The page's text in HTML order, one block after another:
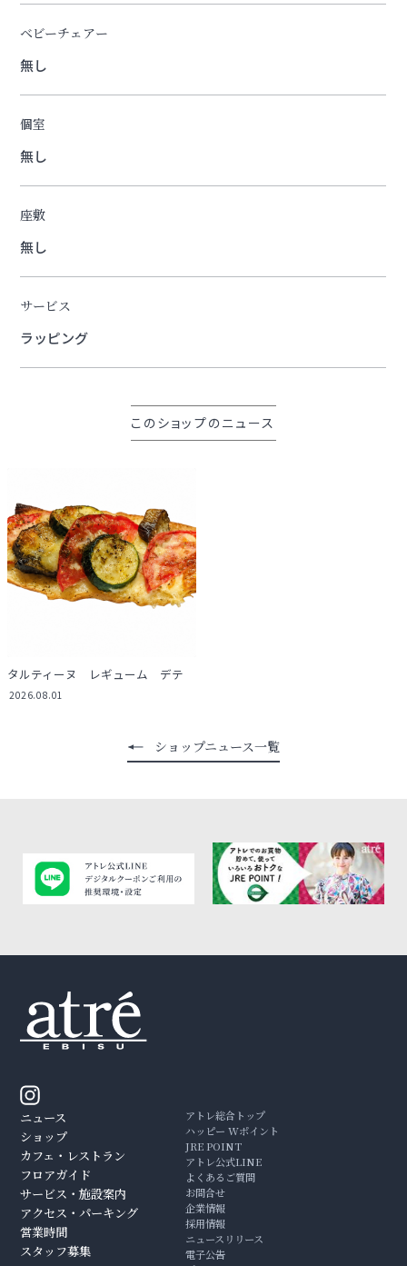
ベビーチェアー
無し
個室
無し
座敷
無し
サービス
ラッピング
このショップのニュース
タルティーヌ レギューム デテ
2026.08.01
ショップニュース一覧
ニュース
ショップ
カフェ・レストラン
フロアガイド
サービス・施設案内
アクセス・パーキング
営業時間
スタッフ募集
アトレ総合トップ
ハッピー Wポイント
JRE POINT
アトレ公式LINE
よくあるご質問
お問合せ
企業情報
採用情報
ニュースリリース
電子公告